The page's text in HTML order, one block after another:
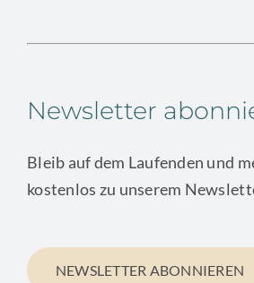
Newsletter
Bleib auf dem Laufenden und
kostenlos zu unserem
NEWSLETTER ABONNIEREN